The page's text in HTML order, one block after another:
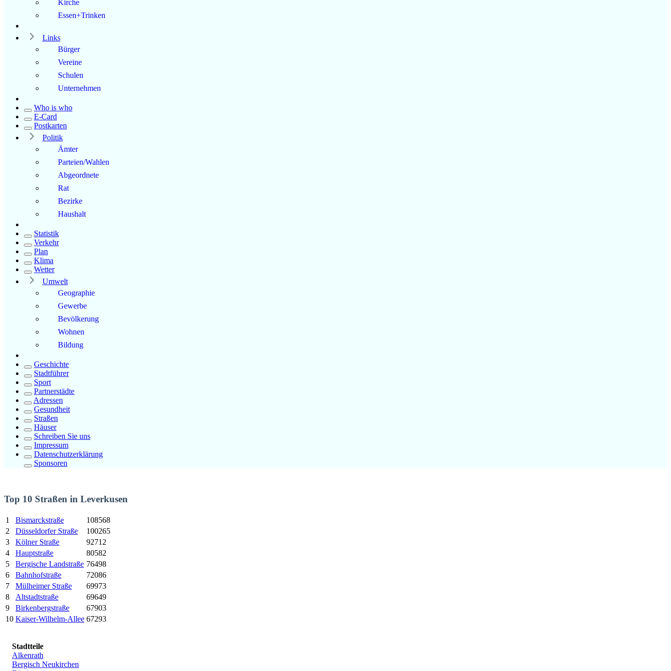
Kirche
Essen+Trinken
Links
Bürger
Vereine
Schulen
Unternehmen
Who is who
E-Card
Postkarten
Politik
Ämter
Parteien/Wahlen
Abgeordnete
Rat
Bezirke
Haushalt
Statistik
Verkehr
Plan
Klima
Wetter
Umwelt
Geographie
Gewerbe
Bevölkerung
Wohnen
Bildung
Geschichte
Stadtführer
Sport
Partnerstädte
Adressen
Gesundheit
Straßen
Häuser
Schreiben Sie uns
Impressum
Datenschutzerklärung
Sponsoren
Top 10 Straßen in Leverkusen
1 Bismarckstraße
108568
2
Düsseldorfer Straße
100265
3
Kölner Straße
92712
4
Hauptstraße
80582
5
Bergische Landstraße 76498
6
Bahnhofstraße
72086
7
Mülheimer Straße
69973
8
Altstadtstraße
69649
9
Birkenbergstraße
67903
10 Kaiser-Wilhelm-Allee 67293
Stadtteile
Alkenrath
Bergisch Neukirchen